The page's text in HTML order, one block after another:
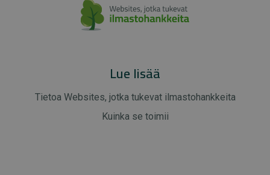
Lue lisää
Tietoa Websites, jotka tukevat ilmastohankkeita
Kuinka se toimii